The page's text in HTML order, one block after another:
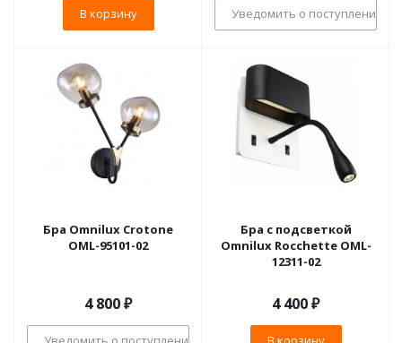
В корзину Уведомить о поступлении
Бра Omnilux Crotone
OML-95101-02
4 800₽
Бра с подсветкой
Omnilux Rocchette OML-
12311-02
4 400₽